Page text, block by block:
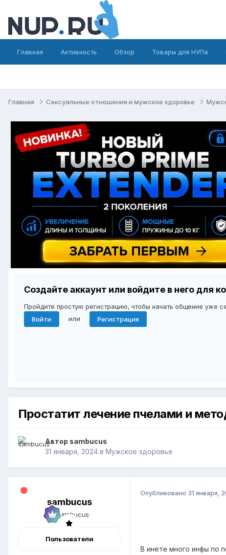
Главная Активность Обзор Товары для НУПа
Главная Сексуальные отношения и мужское здоровье
Создайте аккаунт или войдите в него для
Пройдите простую регистрацию, чтобы начать общение уже
Войти
или Регистрация
Простатит лечение пчелами и
Автор sambucus
31 января, 2024 в Мужское здоровье
sambucus
Пользователи
Опубликовано 31 января,
В инете много инфы по